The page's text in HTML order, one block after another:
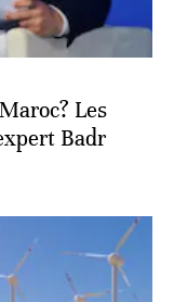
Les
Badr